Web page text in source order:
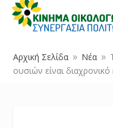
Αρχική Σελίδα 9 Νέα 9
ουσιών είναι